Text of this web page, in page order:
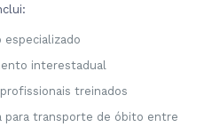
interestadual
treinados
para transporte de óbito entre